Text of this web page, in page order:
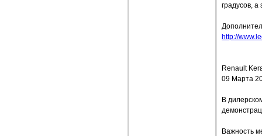
градусов,
http://
Renault
09 Марта
В
Важность